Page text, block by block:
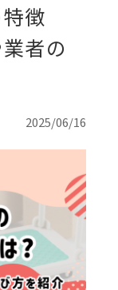
徴
者の
2025/06/16